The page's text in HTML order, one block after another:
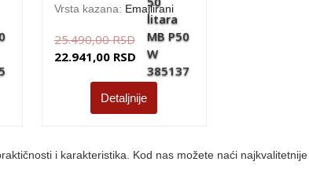
Vrsta kazana: Emajlirani
25.490,00RSD
22.941,00 RSD
Detaljnije
i karakteristika. Kod nas možete naći